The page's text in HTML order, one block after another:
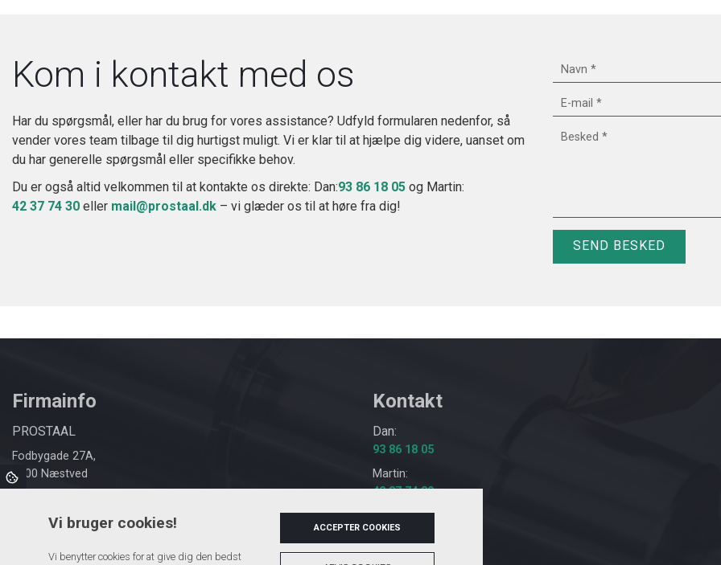
Kom i kontakt med os
Har du spørgsmål, eller har du brug for vores assistance? Udfyld formularen nedenfor, så
vender vores team tilbage til dig hurtigst muligt. Vi er klar til at hjælpe dig videre, uanset om
du har generelle spørgsmål eller specifikke behov.
Du er også altid velkommen til at kontakte os direkte: Dan:93 86 18 05 og Martin:
42 37 74 30 eller mail@prostaal.dk – vi glæder os til at høre fra dig!
Firmainfo
PROSTAAL
Fodbygade 27A,
4700 Næstved
Kontakt
Dan:
93 86 18 05
Martin:
42 37 74 30
Email:
mail@prostaal.dk
Vi bruger cookies!
Vi benytter cookies for at give dig den bedst
ACCEPTER COOKIES